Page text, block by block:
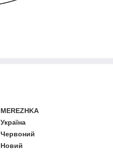
MEREZHKA
Україна
Червоний
Новий